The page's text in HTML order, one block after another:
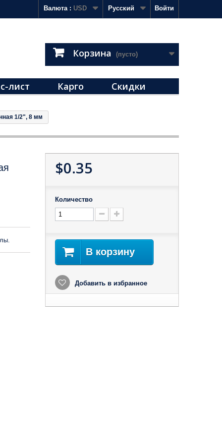
Войти
Русский
Валюта : USD
Корзина (пусто)
лист Карго Скидки
1/2", 8 мм
$0.35
Количество
В корзину
Добавить в избранное